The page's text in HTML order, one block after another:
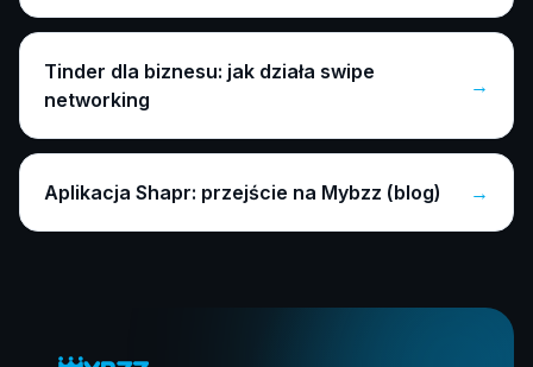
Tinder dla biznesu: jak działa swipe
networking
→
Aplikacja Shapr: przejście na Mybzz (blog) →